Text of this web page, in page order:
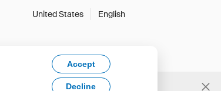
United States English
Accept
Decline